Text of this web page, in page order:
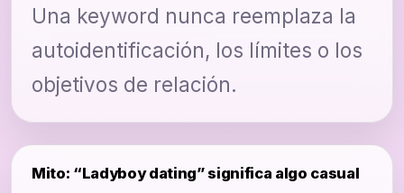
Una keyword nunca reemplaza la
autoidentificación, los límites o los
objetivos de relación.
Mito: “Ladyboy dating” significa algo casual